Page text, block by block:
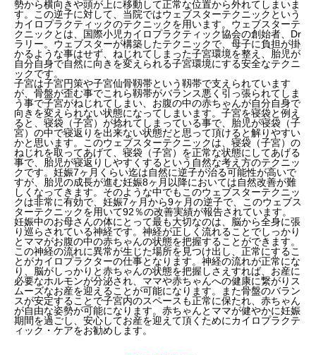
勢から横向きや頭が上に移動して正常な位置から外れてしまいま
す。この逆子に対して、当院ではウェブスターテクニックという
カイロプラクティックのテクニックを用います。ウェブスターテ
クニックとは、国際小児カイロプラクティック協会の創始者、Dr
ラリー。ウェブスターが構築したテクニックで、母子に負担が掛
かるような事はせず、ねじれてしまった子宮環境を整え、胎児が
自分自身で自然に向きを変えられる子宮環境にする安全なテクニ
ックです。
子宮は子宮円策や子宮仙骨靱帯という靱帯で支えられています
が、骨盤が歪む事でこれら靱帯がバランス悪く引っ張られてしま
う事で子宮がねじれてしまい、お腹の中の赤ちゃんが自分自身で
向きを変えられない状態になってしまいます。子宮を寝袋と例え
ると、寝袋（子宮）が捻れてしまっている事で、胎児が寝袋（子
宮）の中で寝返りを出来ない状態だと思って頂けると解りやすい
かと思います。このウェブスターテクニックは、寝袋（子宮）の
ねじれを取ってあげて、寝袋（子宮）を正常な状態にしてあげる
事で、胎児が寝返りしやすくするという自然な考え方のテクニッ
クです。妊娠7ヶ月くらい迄は自然に逆子が治る可能性が高いで
すが、胎児の成長が進む妊娠8ヶ月以降においては自然改善が難
しくなってきます。そのような中でもこのウェブスターテクニッ
クは非常に有効で、妊娠7ヶ月から9ヶ月の逆子で、このウェブス
ターテクニックを用いて92％の改善実績が報告されています。
妊娠中のお母さんの体にとって最も大切なのは、脳から全身に張
り巡らされている神経です。神経が正しく流れることでしっかり
とママがお腹の中の赤ちゃんの状態を把握することができます。
この神経の流れに異常が生じた場所を見つけ出し、正常にするこ
とがカイロプラクターの仕事となります。神経の流れが正常にな
り、脳がしっかりと赤ちゃんの状態を把握しさえすれば、お産に
必要なホルモンが分泌され、ママや赤ちゃんへの健康に繋がりス
ムーズなお産を迎えることが可能になります。また骨盤のバラン
スが安定することで子宮内のスペースも正常に保たれ、赤ちゃん
が自由な姿勢が可能になります。赤ちゃんとママが健やかに妊娠
期間を過ごし、安心してお産を迎えて頂くためにカイロプラクテ
ィック・ケアをお勧めします。